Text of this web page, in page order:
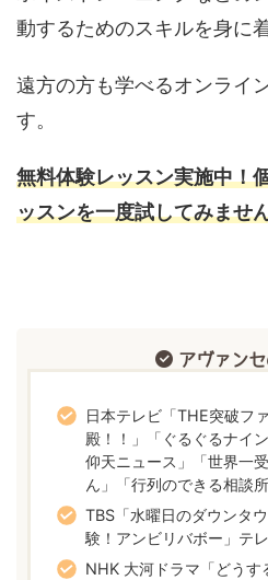
動するためのスキルを身に
遠方の方も学べるオンライ
す。
無料体験レッスン実施中！
ッスンを一度試してみませ
アヴァン
日本テレビ「THE突破フ
殿！！」「ぐるぐるナイ
仰天ニュース」「世界一
ん」「行列のできる相談所
TBS「水曜日のダウンタ
験！アンビリバボー」テ
NHK 大河ドラマ「どう